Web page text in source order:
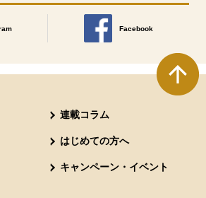
ンドウで開きます。
Facebook
別のウィンドウで開きます
連載コラム
はじめての方へ
キャンペーン・イベント